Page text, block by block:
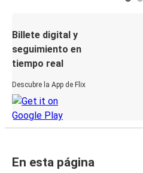
Billete digital y
seguimiento en
tiempo real
Descubre la App de Flix
En esta página